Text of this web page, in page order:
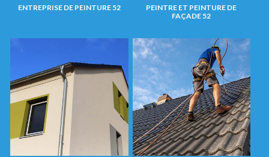
ENTREPRISE DE PEINTURE 52
PEINTRE ET PEINTURE DE
FAÇADE 52